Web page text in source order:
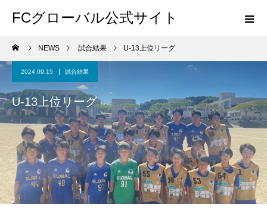
FCグローバル公式サイト
NEWS 試合結果 U-13上位リーグ
2024.09.15 試合結果
U-13上位リーグ